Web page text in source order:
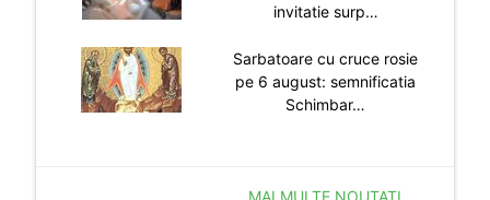
invitatie surp…
Sarbatoare cu cruce rosie
pe 6 august: semnificatia
Schimbar…
MAI MULTE NOUTATI